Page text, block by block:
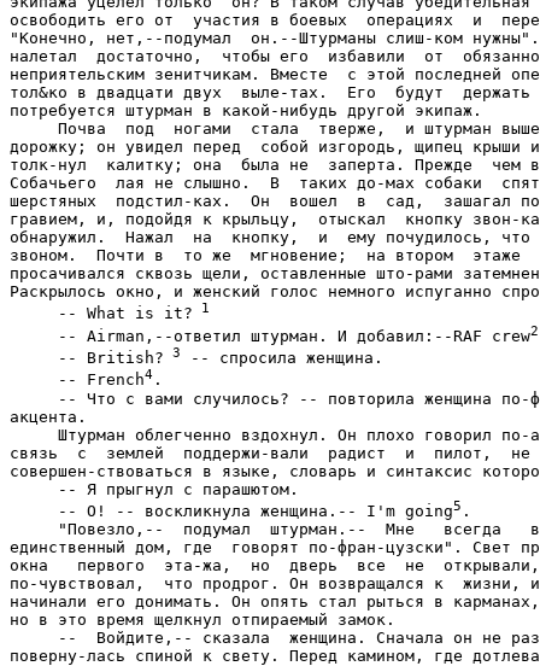
освободить его от  участия в боевых  операциях  и
"Конечно, нет,--подумал  он.--Штурманы слиш-ком
налетал  достаточно,  чтобы его  избавили  от
неприятельским зенитчикам. Вместе  с этой последней
тол&ко в двадцати двух  выле-тах.  Его  будут
потребуется штурман в какой-нибудь другой экипаж.
Почва  под  ногами  стала  тверже,  и штурман
дорожку; он увидел перед  собой изгородь, щипец крыши
толк-нул  калитку; она  была не  заперта. Прежде  чем
Собачьего  лая не слышно.  В  таких до-мах собаки
шерстяных  подстил-ках.  Он  вошел  в  сад,  зашагал
гравием, и, подойдя к крыльцу,  отыскал  кнопку звон-
обнаружил.  Нажал  на  кнопку,  и  ему почудилось, что
звоном.  Почти в  то же  мгновение;  на втором
просачивался сквозь щели, оставленные што-рами
Раскрылось окно, и женский голос немного испуганно
     -- What is it?
1
     -- Airman,--ответил штурман. И добавил:--RAF crew
2
     -- British?
3
-- спросила женщина.
     -- French
4 .
-- Что с вами случилось? -- повторила женщина по-
акцента.
Штурман облегченно вздохнул. Он плохо говорил по-
связь  с  землей  поддержи-вали  радист  и  пилот,
совершен-ствоваться в языке, словарь и синтаксис
     -- Я прыгнул с парашютом.
     -- О! -- воскликнула женщина.-- I'm going
5 .
"Повезло,--  подумал  штурман.--  Мне   всегда
единственный дом, где  говорят по-фран-цузски". Свет
окна   первого  эта-жа,  но  дверь  все  не
по-чувствовал,  что продрог. Он возвращался к  жизни,
начинали его донимать. Он опять стал рыться в
но в это время щелкнул отпираемый замок.
--  Войдите,-- сказала  женщина. Сначала он не
поверну-лась спиной к свету. Перед камином, где